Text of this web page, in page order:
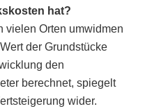
hat?
vielen Orten umwidmen
der Grundstücke
den
berechnet, spiegelt
wider.